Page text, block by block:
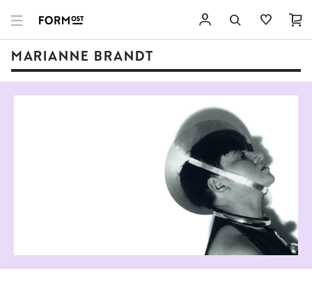
MARIANNE BRANDT